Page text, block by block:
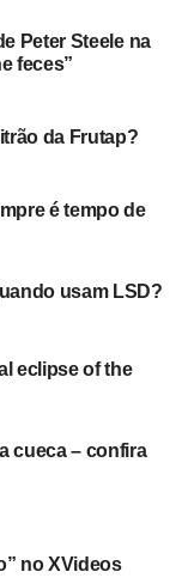
Peter Steele na
feces”
da Frutap?
é tempo de
usam LSD?
eclipse of the
cueca – confira
no XVideos